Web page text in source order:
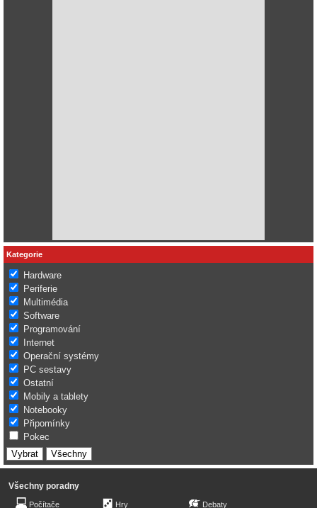
Kategorie
Hardware
Periferie
Multimédia
Software
Programování
Internet
Operační systémy
PC sestavy
Ostatní
Mobily a tablety
Notebooky
Připomínky
Pokec
Všechny poradny
Počítače Hry Debaty